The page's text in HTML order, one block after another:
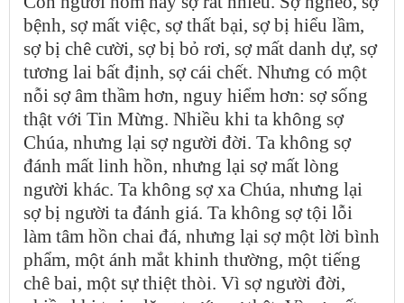
bệnh, sợ mất việc, sợ thất bại, sợ bị hiểu lầm,
sợ bị chê cười, sợ bị bỏ rơi, sợ mất danh dự, sợ
tương lai bất định, sợ cái chết. Nhưng có một
nỗi sợ âm thầm hơn, nguy hiểm hơn: sợ sống
thật với Tin Mừng. Nhiều khi ta không sợ
Chúa, nhưng lại sợ người đời. Ta không sợ
đánh mất linh hồn, nhưng lại sợ mất lòng
người khác. Ta không sợ xa Chúa, nhưng lại
sợ bị người ta đánh giá. Ta không sợ tội lỗi
làm tâm hồn chai đá, nhưng lại sợ một lời bình
phẩm, một ánh mắt khinh thường, một tiếng
chê bai, một sự thiệt thòi. Vì sợ người đời,